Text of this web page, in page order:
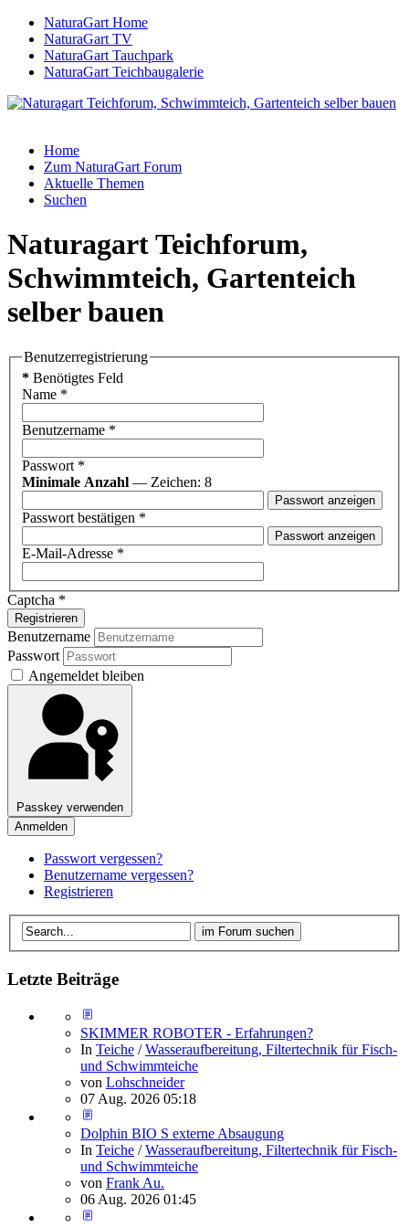
NaturaGart Home
NaturaGart TV
NaturaGart Tauchpark
NaturaGart Teichbaugalerie
Home
Zum NaturaGart Forum
Aktuelle Themen
Suchen
Naturagart Teichforum,
Schwimmteich, Gartenteich
selber bauen
Benutzerregistrierung
* Benötigtes Feld
Name *
Benutzername *
Passwort*
Minimale Anzahl — Zeichen: 8
Passwort anzeigen
Passwort bestätigen *
Passwort anzeigen
E-Mail-Adresse *
Captcha *
Registrieren
Benutzername
Passwort
Angemeldet bleiben
Passkey verwenden
Anmelden
Passwort vergessen?
Benutzername vergessen?
Registrieren
Letzte Beiträge
SKIMMER ROBOTER - Erfahrungen?
In Teiche /Wasseraufbereitung, Filtertechnik für Fisch-
und Schwimmteiche
von Lohschneider
07 Aug. 2026 05:18
Dolphin BIO S externe Absaugung
In Teiche /Wasseraufbereitung, Filtertechnik für Fisch-
und Schwimmteiche
von Frank Au.
06 Aug. 2026 01:45